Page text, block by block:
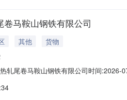
马鞍山钢铁有限公司
其他
货物
轧尾卷马鞍山钢铁有限公司时间
元交易保证金：￥1,700.00元竞价